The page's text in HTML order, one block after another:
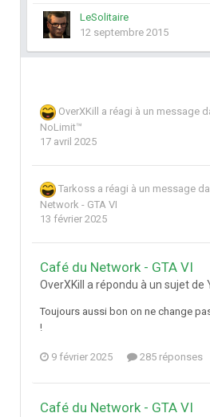
LeSolitaire
12 septembre 2015
OverXKill a réagi à un message
NoLimit™
17 avril 2025
Tarkoss a réagi à un message
Network - GTA VI
13 février 2025
Café du Network - GTA VI
OverXKill a répondu à un sujet de
Toujours aussi bon on ne change
!
9 février 2025 285 réponses
Café du Network - GTA VI